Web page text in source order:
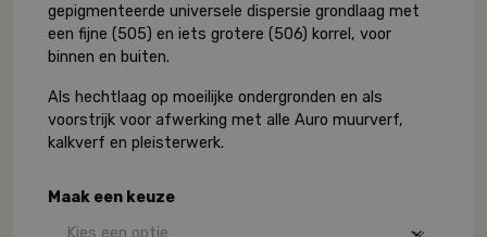
gepigmenteerde universele dispersie grondlaag met
een fijne (505) en iets grotere (506) korrel, voor
binnen en buiten.
Als hechtlaag op moeilijke ondergronden en als
voorstrijk voor afwerking met alle Auro muurverf,
kalkverf en pleisterwerk.
Maak een keuze